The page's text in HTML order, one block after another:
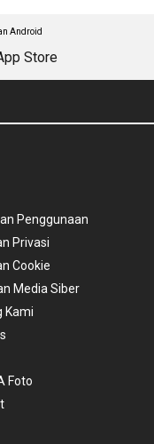
Android
Penggunaan
Privasi
Cookie
Media Siber
Kami
Foto